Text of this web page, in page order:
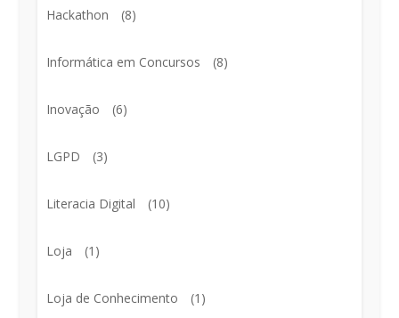
Hackathon (8)
Informática em Concursos (8)
Inovação (6)
LGPD (3)
Literacia Digital (10)
Loja (1)
Loja de Conhecimento (1)